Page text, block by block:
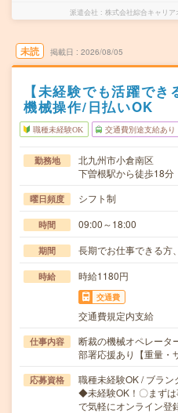
派遣会社 株式会社綜合キャリ
未読 掲載日 2026/08/05
【未経験でも活躍でき
機械操作/日払いOK
職種未経験OK 交通費別途支給あり
勤務地
北九州市小倉南区
下曽根駅から徒歩18分
曜日頻度 シフト制
時間 09:00～18:00
期間 長期でお仕事できる方
時給 時給1180円
交通費
交通費規定内支給
仕事内容
断裁の機械オペレータ
部署応援あり【重量
応募資格
職種未経験OK / ブラン
◆未経験OK！〇まず
で気軽にオンライン